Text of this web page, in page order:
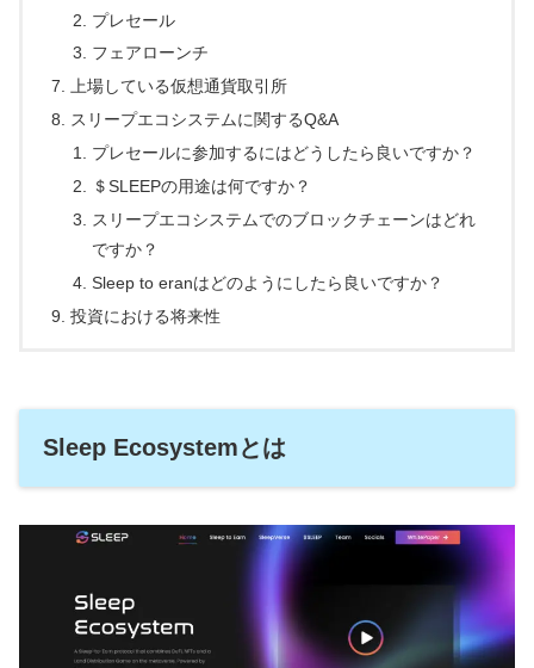
プレセール
フェアローンチ
上場している仮想通貨取引所
スリープエコシステムに関するQ&A
プレセールに参加するにはどうしたら良いですか？
＄SLEEPの用途は何ですか？
スリープエコシステムでのブロックチェーンはどれ
ですか？
Sleep to eranはどのようにしたら良いですか？
投資における将来性
Sleep Ecosystemとは